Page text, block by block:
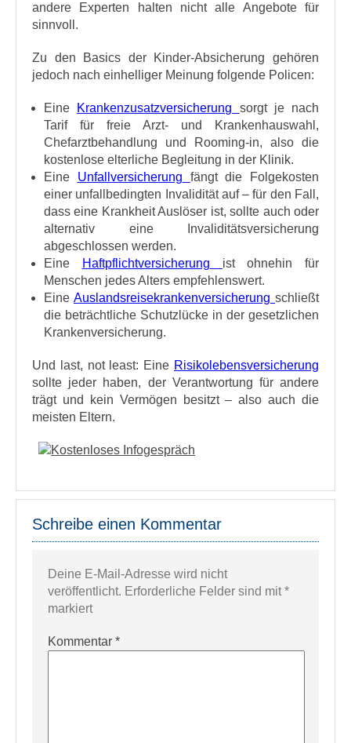
andere Experten halten nicht alle Angebote für
sinnvoll.
Zu den Basics der Kinder-Absicherung gehören
jedoch nach einhelliger Meinung folgende Policen:
Eine Krankenzusatzversicherung
sorgt je nach
Tarif für freie Arzt- und Krankenhauswahl,
Chefarztbehandlung und Rooming-in, also die
kostenlose elterliche Begleitung in der Klinik.
Eine Unfallversicherung
fängt die Folgekosten
einer unfallbedingten Invalidität auf – für den Fall,
dass eine Krankheit Auslöser ist, sollte auch oder
alternativ eine Invaliditätsversicherung
abgeschlossen werden.
Eine
Haftpflichtversicherung
ist ohnehin für
Menschen jedes Alters empfehlenswert.
Eine Auslandsreisekrankenversicherung schließt
die beträchtliche Schutzlücke in der gesetzlichen
Krankenversicherung.
Und last, not least: Eine Risikolebensversicherung
sollte jeder haben, der Verantwortung für andere
trägt und kein Vermögen besitzt – also auch die
meisten Eltern.
Schreibe einen Kommentar
Deine E-Mail-Adresse wird nicht
veröffentlicht. Erforderliche Felder sind mit*
markiert
Kommentar *